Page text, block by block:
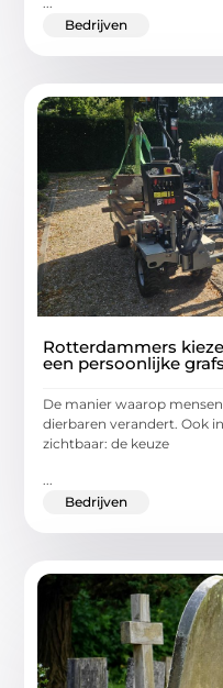
Bedrijven
Rotterdammers
een persoonlijke
De manier waarop
dierbaren verandert. Ook
zichtbaar: de keuze
Bedrijven